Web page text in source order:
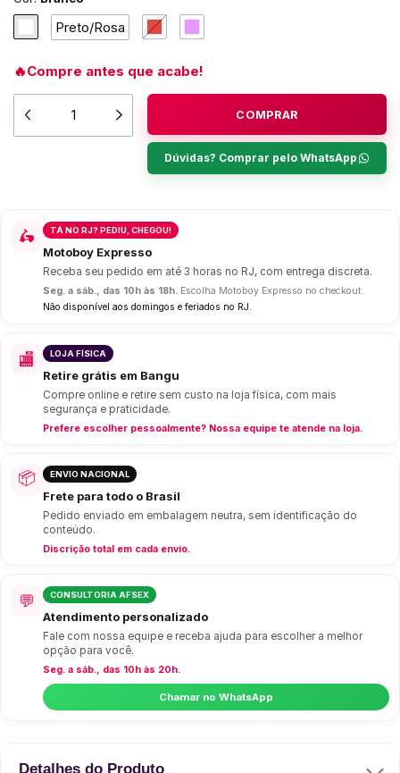
Preto/Rosa
🔥Compre antes que acabe!
Dúvidas? Comprar pelo WhatsApp
🛵 TÁ NO RJ? PEDIU, CHEGOU!
Motoboy Expresso
Receba seu pedido em até 3 horas no RJ, com entrega discreta.
Seg. a sáb., das 10h às 18h. Escolha Motoboy Expresso no checkout.
Não disponível aos domingos e feriados no RJ.
🏬 LOJA FÍSICA
Retire grátis em Bangu
Compre online e retire sem custo na loja física, com mais
segurança e praticidade.
Prefere escolher pessoalmente? Nossa equipe te atende na loja.
📦 ENVIO NACIONAL
Frete para todo o Brasil
Pedido enviado em embalagem neutra, sem identificação do
conteúdo.
Discrição total em cada envio.
💬 CONSULTORIA AFSEX
Atendimento personalizado
Fale com nossa equipe e receba ajuda para escolher a melhor
opção para você.
Seg. a sáb., das 10h às 20h.
Chamar no WhatsApp
Detalhes do Produto